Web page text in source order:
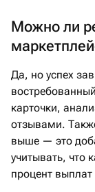
Можно ли
Да, но успех
карточки,
отзывами.
выше — это
учитывать, что
процент